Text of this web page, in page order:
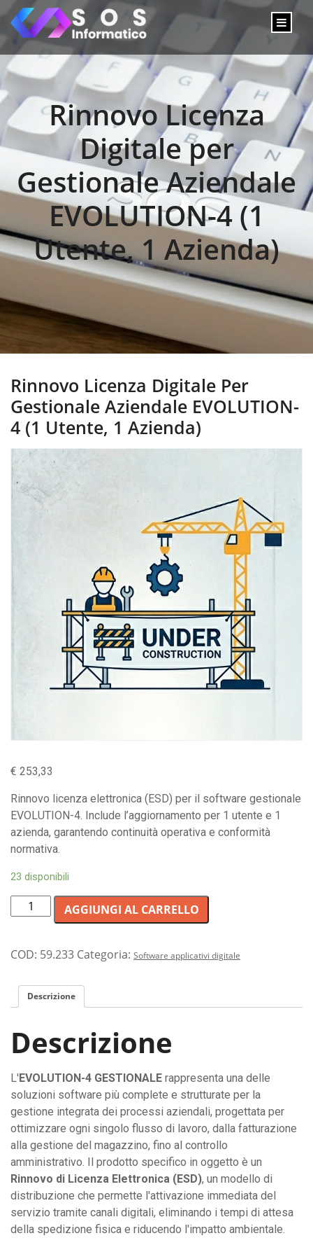
Rinnovo Licenza
Digitale per
Gestionale Aziendale
EVOLUTION-4 (1
Utente, 1 Azienda)
Rinnovo Licenza Digitale Per
Gestionale Aziendale EVOLUTION-
4 (1 Utente, 1 Azienda)
€ 253,33
Rinnovo licenza elettronica (ESD) per il software gestionale
EVOLUTION-4. Include l’aggiornamento per 1 utente e 1
azienda, garantendo continuità operativa e conformità
normativa.
23 disponibili
Rinnovo
Licenza
per
Aziendale
EVOLUTION-
(1
Utente,
1
Azienda)
quantità
AGGIUNGI AL CARRELLO
COD: 59.233 Categoria: Software applicativi digitale
Descrizione
Descrizione
L'EVOLUTION-4 GESTIONALE rappresenta una delle
soluzioni software più complete e strutturate per la
gestione integrata dei processi aziendali, progettata per
ottimizzare ogni singolo flusso di lavoro, dalla fatturazione
alla gestione del magazzino, fino al controllo
amministrativo. Il prodotto specifico in oggetto è un
Rinnovo di Licenza Elettronica (ESD), un modello di
distribuzione che permette l'attivazione immediata del
servizio tramite canali digitali, eliminando i tempi di attesa
della spedizione fisica e riducendo l'impatto ambientale.